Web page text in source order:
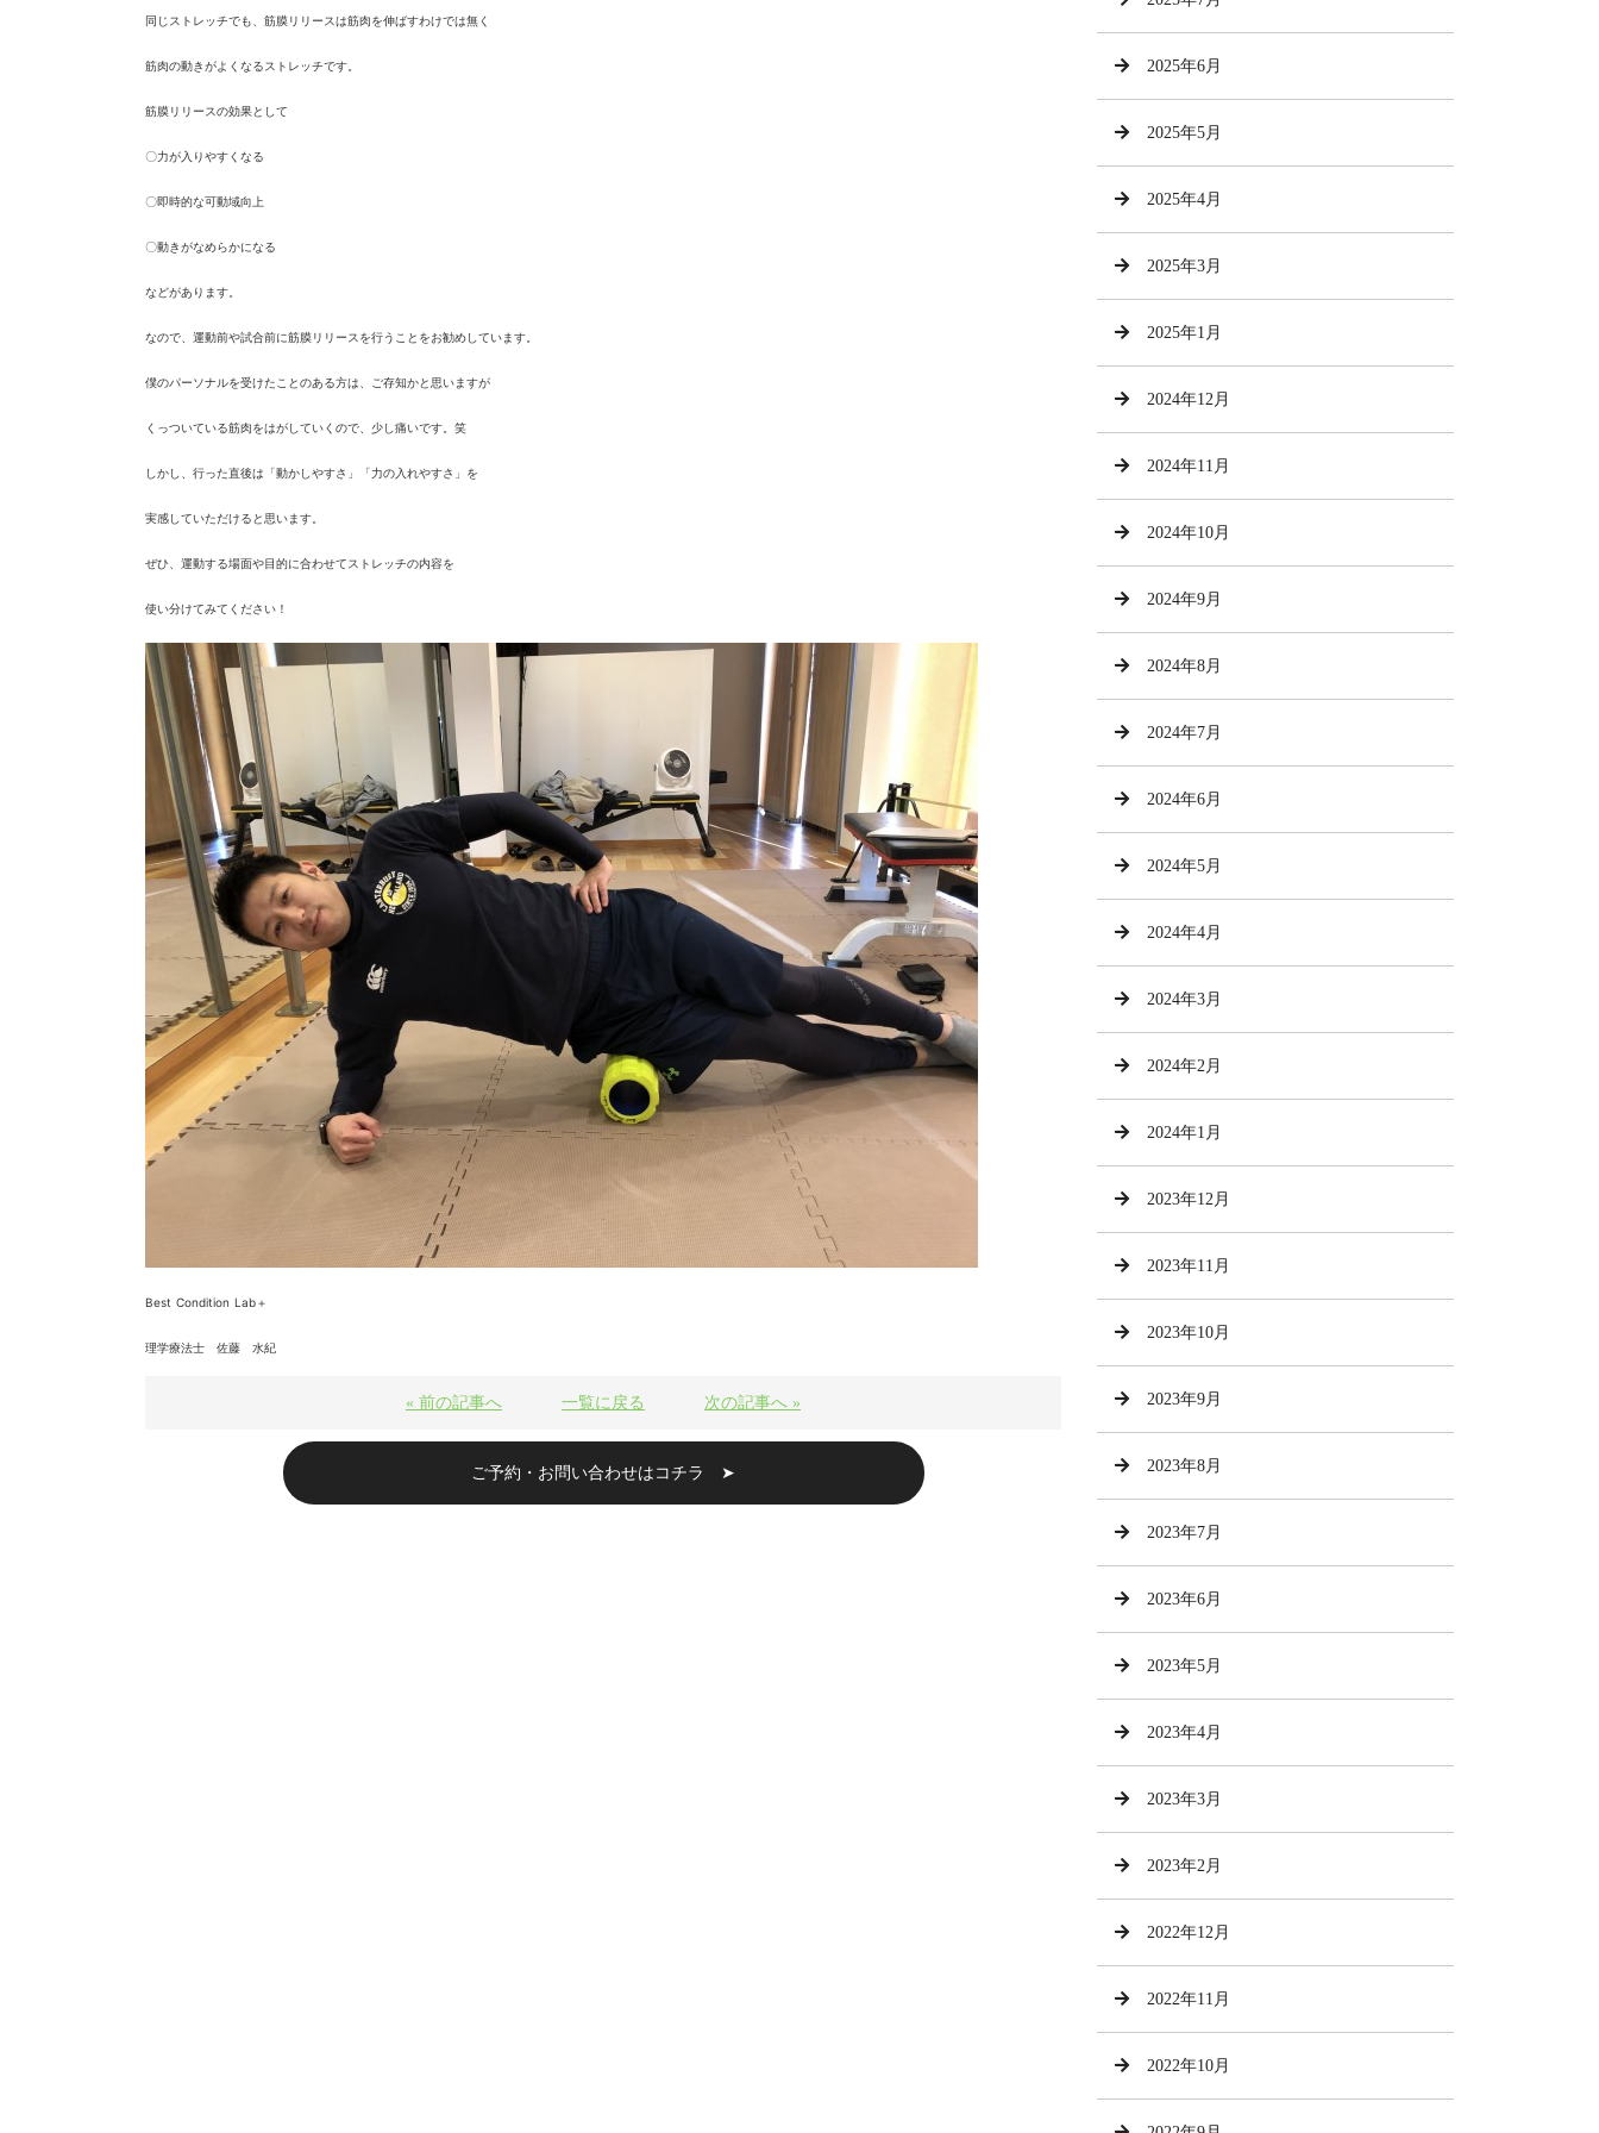
同じストレッチでも、筋膜リリースは筋肉を伸ばすわけでは無く
筋肉の動きがよくなるストレッチです。
筋膜リリースの効果として
〇力が入りやすくなる
〇即時的な可動域向上
〇動きがなめらかになる
などがあります。
なので、 運動前や試合前に筋膜リリースを行うことをお勧めしています。
僕のパーソナルを受けたことのある方は、ご存知かと思いますが
くっついている筋肉をはがしていくので、少し痛いです。笑
しかし、行った直後は「動かしやすさ」「力の入れやすさ」を
実感していただけると思います。
ぜひ、運動する場面や目的に合わせてストレッチの内容を
使い分けてみてください！
Best Condition Lab＋
理学療法士 佐藤 水紀
« 前の記事へ 一覧に戻る 次の記事へ »
ご予約・お問い合わせはコチラ ➤
2025年6月
2025年5月
2025年4月
2025年3月
2025年1月
2024年12月
2024年11月
2024年10月
2024年9月
2024年8月
2024年7月
2024年6月
2024年5月
2024年4月
2024年3月
2024年2月
2024年1月
2023年12月
2023年11月
2023年10月
2023年9月
2023年8月
2023年7月
2023年6月
2023年5月
2023年4月
2023年3月
2023年2月
2022年12月
2022年11月
2022年10月